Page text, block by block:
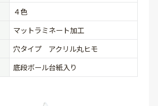
４色
マットラミネート加工
穴タイプ アクリル丸ヒモ
底段ボール台紙入り